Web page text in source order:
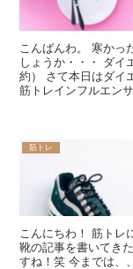
こんばんわ。 寒かっ
しょうか・・・ ダイ
約） さて本日はダイ
筋トレインフルエン
筋トレ
こんにちわ！ 筋トレ
靴の記事を書いてき
すね！笑 今までは、